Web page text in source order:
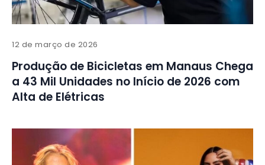
12 de março de 2026
Produção de Bicicletas em Manaus Chega
a 43 Mil Unidades no Início de 2026 com
Alta de Elétricas